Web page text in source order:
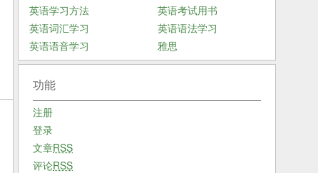
英语学习方法
英语考试用书
英语词汇学习
英语语法学习
英语语音学习
雅思
功能
注册
登录
文章RSS
评论RSS